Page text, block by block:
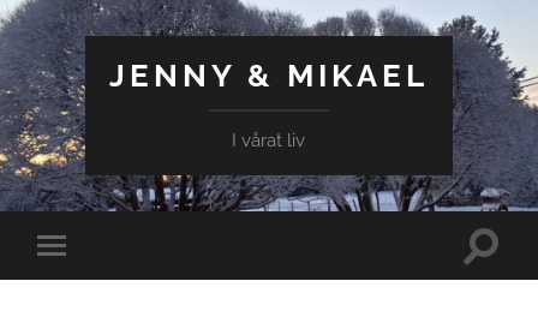
JENNY & MIKAEL
I vårat liv
Slå
på/av
Slå